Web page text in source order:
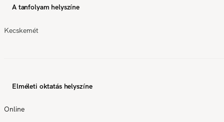
A tanfolyam helyszíne
Kecskemét
Elméleti oktatás helyszíne
Online